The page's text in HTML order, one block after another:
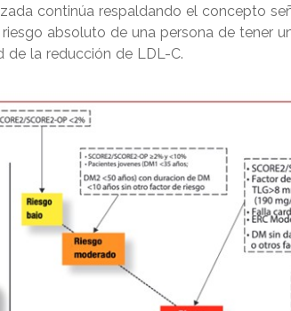
continúa respaldando el concepto
absoluto de una persona de tener
de la reducción de LDL-C.